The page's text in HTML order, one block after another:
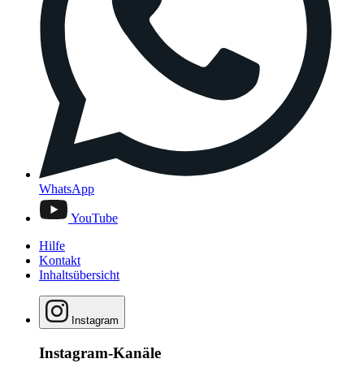
WhatsApp
YouTube
Hilfe
Kontakt
Inhaltsübersicht
Instagram
Instagram-Kanäle